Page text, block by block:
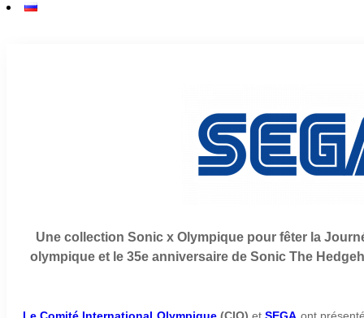
Une collection Sonic x Olympique pour fêter la
olympique et le 35e anniversaire de Sonic The